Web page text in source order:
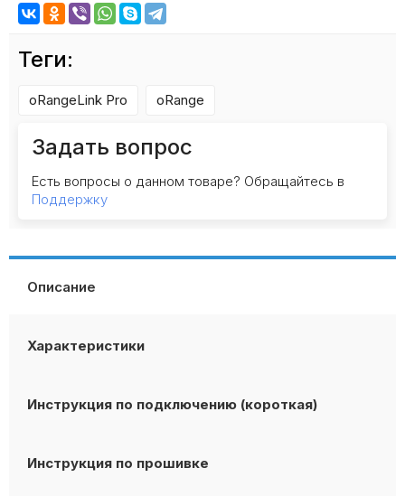
Теги:
oRangeLink Pro oRange
Задать вопрос
Есть вопросы о данном товаре? Обращайтесь в
Поддержку
Описание
Характеристики
Инструкция по подключению (короткая)
Инструкция по прошивке